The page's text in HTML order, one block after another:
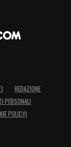
REDAZIONE
PERSONALI
POLICY)